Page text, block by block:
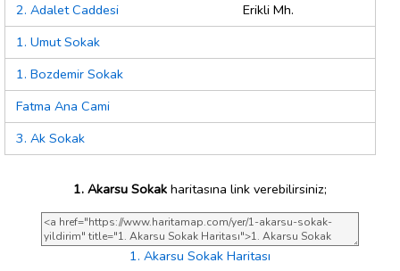
2. Adalet Caddesi
Erikli Mh.
1. Umut Sokak
1. Bozdemir Sokak
Fatma Ana Cami
3. Ak Sokak
1. Akarsu Sokak haritasına link verebilirsiniz;
1. Akarsu Sokak Haritası